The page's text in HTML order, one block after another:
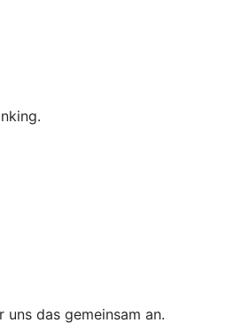
uns das gemeinsam an.